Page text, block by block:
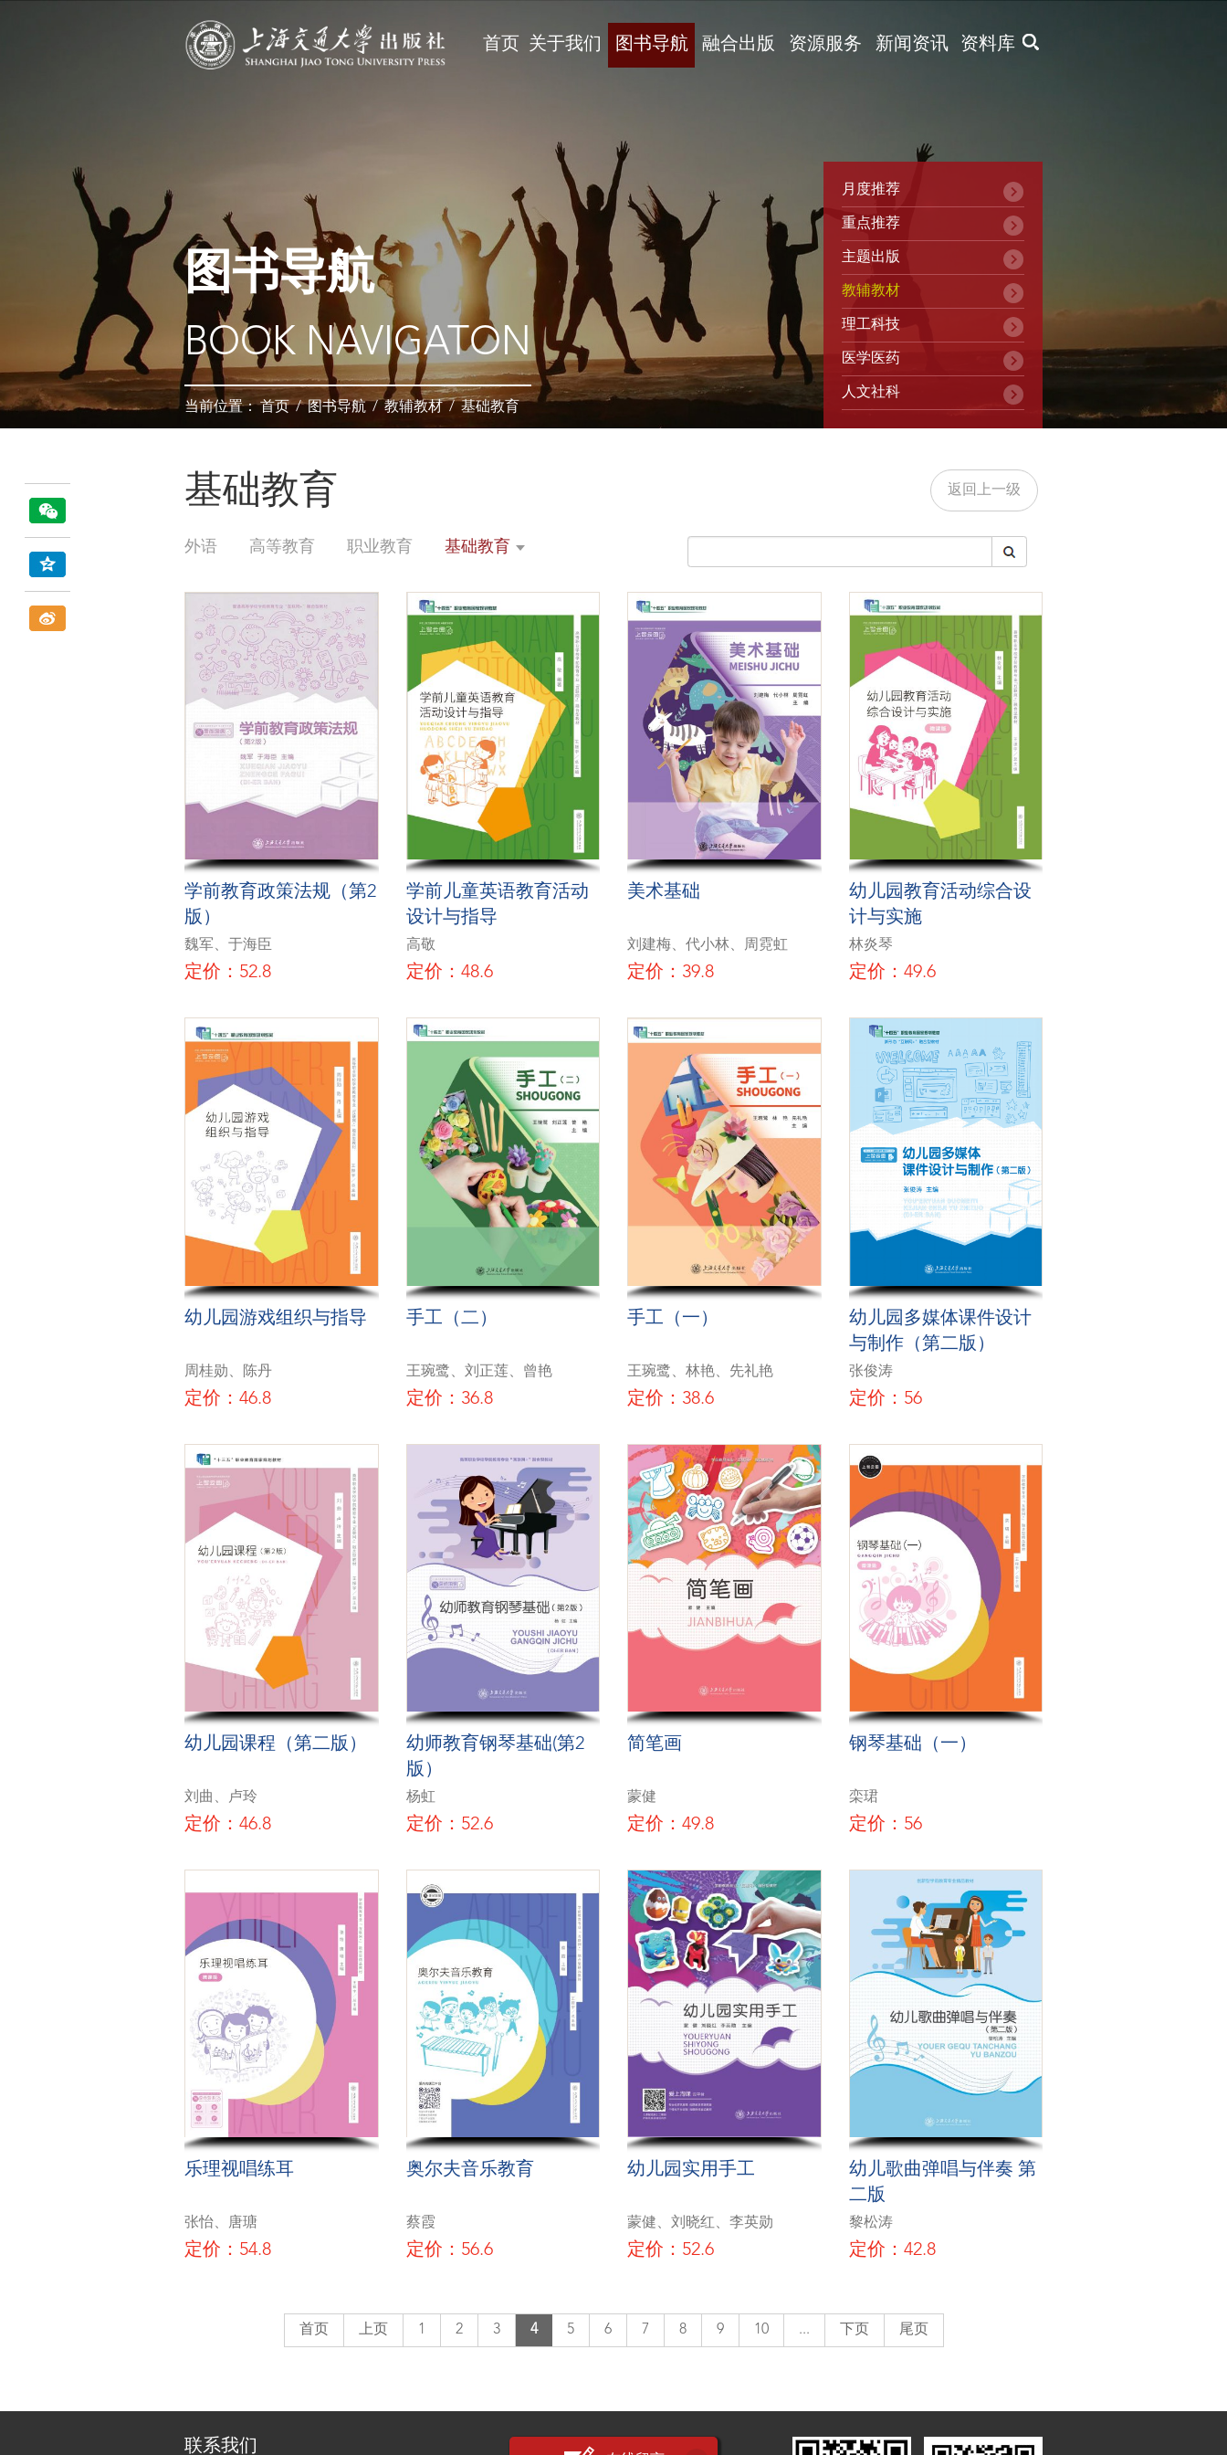
X
首页 关于我们 图书导航 融合出版 资源服务 新闻资讯 资料库
图书导航
BOOK NAVIGATON
当前位置：首页/图书导航 / 教辅教材 / 基础教育
月度推荐
重点推荐
主题出版
教辅教材
理工科技
医学医药
人文社科
基础教育 返回上一级
外语 高等教育 职业教育 基础教育
学前教育政策法规（第2
版）
魏军、于海臣
定价：52.8
学前儿童英语教育活动
设计与指导
高敬
定价：48.6
美术基础
刘建梅、代小林、周霓虹
定价：39.8
幼儿园教育活动综合设
计与实施
林炎琴
定价：49.6
幼儿园游戏组织与指导
周桂勋、陈丹
定价：46.8
手工（二）
王琬鹭、刘正莲、曾艳
定价：36.8
手工（一）
王琬鹭、林艳、先礼艳
定价：38.6
幼儿园多媒体课件设计
与制作（第二版）
张俊涛
定价：56
幼儿园课程（第二版）
刘曲、卢玲
定价：46.8
幼师教育钢琴基础(第2
版）
杨虹
定价：52.6
简笔画
蒙健
定价：49.8
钢琴基础（一）
栾珺
定价：56
乐理视唱练耳
张怡、唐瑭
定价：54.8
奥尔夫音乐教育
蔡霞
定价：56.6
幼儿园实用手工
蒙健、刘晓红、李英勋
定价：52.6
幼儿歌曲弹唱与伴奏 第
二版
黎松涛
定价：42.8
首页 上页 1 2 3 4 5 6 7 8 9 10 ... 下页 尾页
联系我们